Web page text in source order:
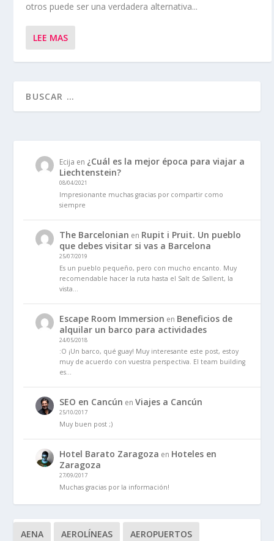
otros puede ser una verdadera alternativa...
LEE MAS
Ecija en ¿Cuál es la mejor época para viajar a
Liechtenstein?
08/04/2021
Impresionante muchas gracias por compartir como
siempre
The Barcelonian en Rupit i Pruit. Un pueblo
que debes visitar si vas a Barcelona
25/07/2019
Es un pueblo pequeño, pero con mucho encanto. Muy
recomendable hacer la ruta hasta el Salt de Sallent, la
vista…
Escape Room Immersion en Beneficios de
alquilar un barco para actividades
24/05/2018
:O ¡Un barco, qué guay! Muy interesante este post, estoy
muy de acuerdo con vuestra perspectiva. El team building
es…
SEO en Cancún enViajes a Cancún
25/10/2017
Muy buen post ;)
Hotel Barato Zaragoza en Hoteles en
Zaragoza
27/09/2017
Muchas gracias por la información!
AENA AEROLÍNEAS AEROPUERTOS